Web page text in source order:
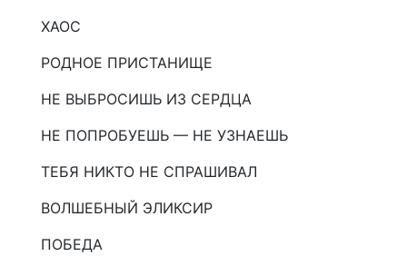
ХАОС
РОДНОЕ ПРИСТАНИЩЕ
НЕ ВЫБРОСИШЬ ИЗ СЕРДЦА
НЕ ПОПРОБУЕШЬ — НЕ УЗНАЕШЬ
ТЕБЯ НИКТО НЕ СПРАШИВАЛ
ВОЛШЕБНЫЙ ЭЛИКСИР
ПОБЕДА